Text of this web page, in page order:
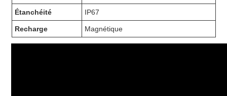
Étanchéité IP67
Recharge Magnétique